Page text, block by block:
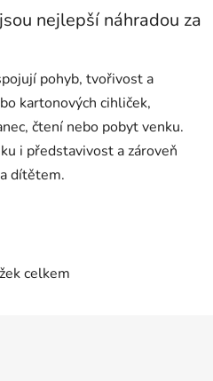
nejlepší náhradou za
pohyb, tvořivost a
kartonových cihliček,
čtení nebo pobyt venku.
i představivost a zároveň
dítětem.
Ocelkem